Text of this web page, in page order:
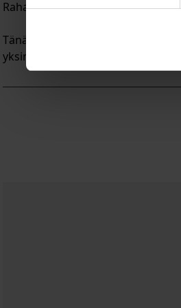
Rahaston yhteenlaskettu
Tänä vuonna Aktian henkilöstö
yksinäisyyden ja syrjäytymisen